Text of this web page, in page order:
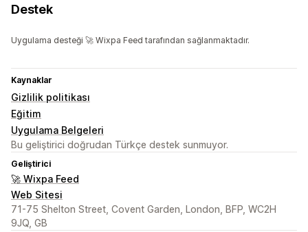
Destek
Uygulama desteği 🚀 Wixpa Feed tarafından sağlanmaktadır.
Kaynaklar
Gizlilik politikası
Eğitim
Uygulama Belgeleri
Bu geliştirici doğrudan Türkçe destek sunmuyor.
Geliştirici
🚀 Wixpa Feed
Web Sitesi
71-75 Shelton Street, Covent Garden, London, BFP, WC2H
9JQ, GB